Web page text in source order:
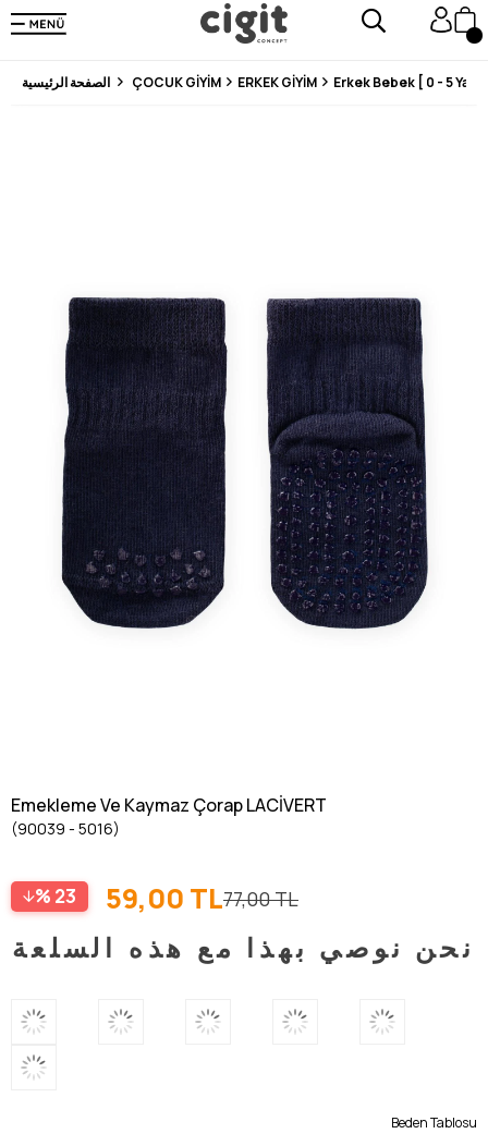
En Uygun Fiyat Garantisi !
300₺ ve Üzeri Alışverişlerde Kargo Ücretsiz !
Koşulsuz Şartsız İade İmkanı
ÇOCUK GİYİM ERKEK GİYİM Erkek Bebek [ 0 - 5 Yaş ]
Emekleme Ve Kaymaz Çorap LACİVERT
(90039 - 5016)
23 77,00 TL
59,00 TL
نحن نوصي بهذا مع هذه السلعة
Beden Tablosu